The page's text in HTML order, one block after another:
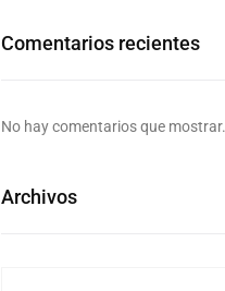
Comentarios recientes
No hay comentarios que mostrar.
Archivos